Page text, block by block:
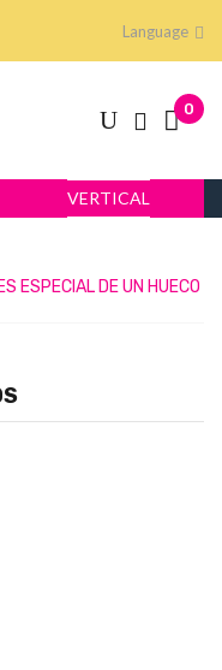
Language
0
VERTICAL
ESPECIAL DE UN HUECO